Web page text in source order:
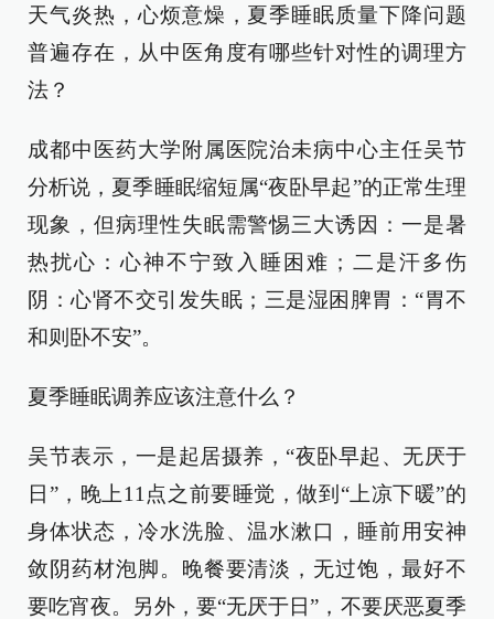
天气炎热，心烦意燥，夏季睡眠质量下降问题
普遍存在，从中医角度有哪些针对性的调理方
法？
成都中医药大学附属医院治未病中心主任吴节
分析说，夏季睡眠缩短属“夜卧早起”的正常生理
现象，但病理性失眠需警惕三大诱因：一是暑
热扰心：心神不宁致入睡困难；二是汗多伤
阴：心肾不交引发失眠；三是湿困脾胃：“胃不
和则卧不安”。
夏季睡眠调养应该注意什么？
吴节表示，一是起居摄养，“夜卧早起、无厌于
日”，晚上11点之前要睡觉，做到“上凉下暖”的
身体状态，冷水洗脸、温水漱口，睡前用安神
敛阴药材泡脚。晚餐要清淡，无过饱，最好不
要吃宵夜。另外，要“无厌于日”，不要厌恶夏季